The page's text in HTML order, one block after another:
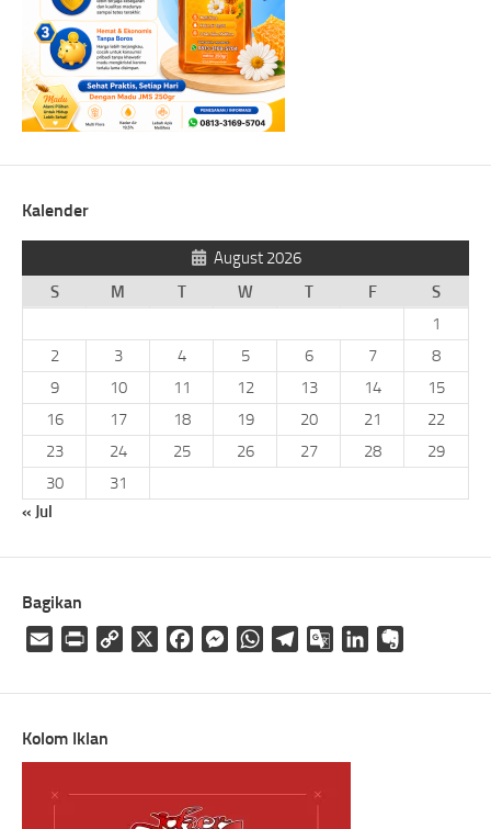
Kalender
August 2026
S
M T W T F
S
1
2
3 4 5 6 7
8
9
10 11 12 13 14
15
16
17 18 19 20 21
22
23
24 25 26 27 28
29
30
31
« Jul
Bagikan
Email
Print
Copy
FacebookMessengerWhatsAppTelegramGoogleLinkedIn
Kolom Iklan